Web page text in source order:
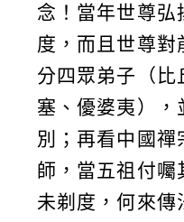
念！當年世尊弘
度，而且世尊對
分四眾弟子（比
塞、優婆夷），
別；再看中國禪
師，當五祖付囑
未剃度，何來傳